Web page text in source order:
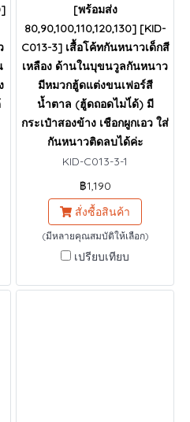
[พร้อมส่ง
80,90,100,110,120,130] [KID-
C013-3] เสื้อโค้ทกันหนาวเด็กสี
เหลือง ด้านในบุขนวูลกันหนาว
มีหมวกฮู้ดแต่งขนเฟอร์สี
น้ำตาล (ฮู้ดถอดไมไ่ด้) มี
กระเป๋าสองข้าง เชือกผูกเอว ใส่
กันหนาวติดลบได้ค่ะ
KID-C013-3-1
฿1,190
สั่งซื้อสินค้า
(มีหลายคุณสมบัติให้เลือก)
เปรียบเทียบ